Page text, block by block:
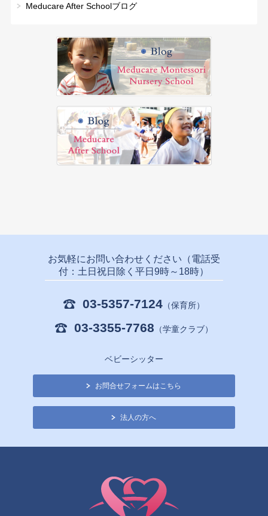
Meducare After Schoolブログ
お気軽にお問い合わせください（電話受
付：土日祝日除く平日9時～18時）
03-5357-7124（保育所）
03-3355-7768 （学童クラブ）
ベビーシッター
お問合せフォームはこちら
法人の方へ